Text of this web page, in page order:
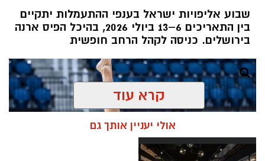
שבוע אליפויות ישראל בענפי ההתעמלות יתקיים
בין התאריכים 6–13 ביולי 2026, בהיכל הפיס ארנה
בירושלים. כניסה לקהל הרחב חופשית
קרא עוד
אולי יעניין אותך גם